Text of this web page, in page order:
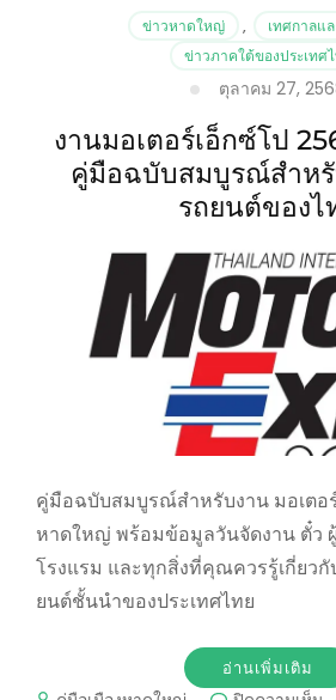
ข่าวหาดใหญ่ , เทศกาลแ
ข่าวภาคใต้ของประเทศ
ตุลาคม 27,
งานมอเตอร์เอ็กซ์โป
คู่มือฉบับสมบูรณ์สำห
รถยนต์ของไ
คู่มือฉบับสมบูรณ์สำหรับงาน มอเตอ
หาดใหญ่ พร้อมข้อมูลวันจัดงาน ตั๋ว
โรงแรม และทุกสิ่งที่คุณควรรู้เกี่ยว
ยนต์ชั้นนำของประเทศไทย
อ่านเพิ่มเติม